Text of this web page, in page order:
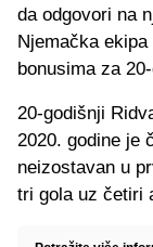
da odgovori na
Njemačka
bonusima za
20-godišnji
2020. godine je
neizostavan u
tri gola uz četiri